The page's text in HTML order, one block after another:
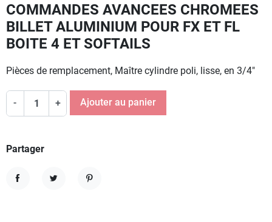
COMMANDES AVANCEES CHROMEES
BILLET ALUMINIUM POUR FX ET FL
BOITE 4 ET SOFTAILS
Pièces de remplacement, Maître cylindre poli, lisse, en 3/4"
- + Ajouter au panier
Partager